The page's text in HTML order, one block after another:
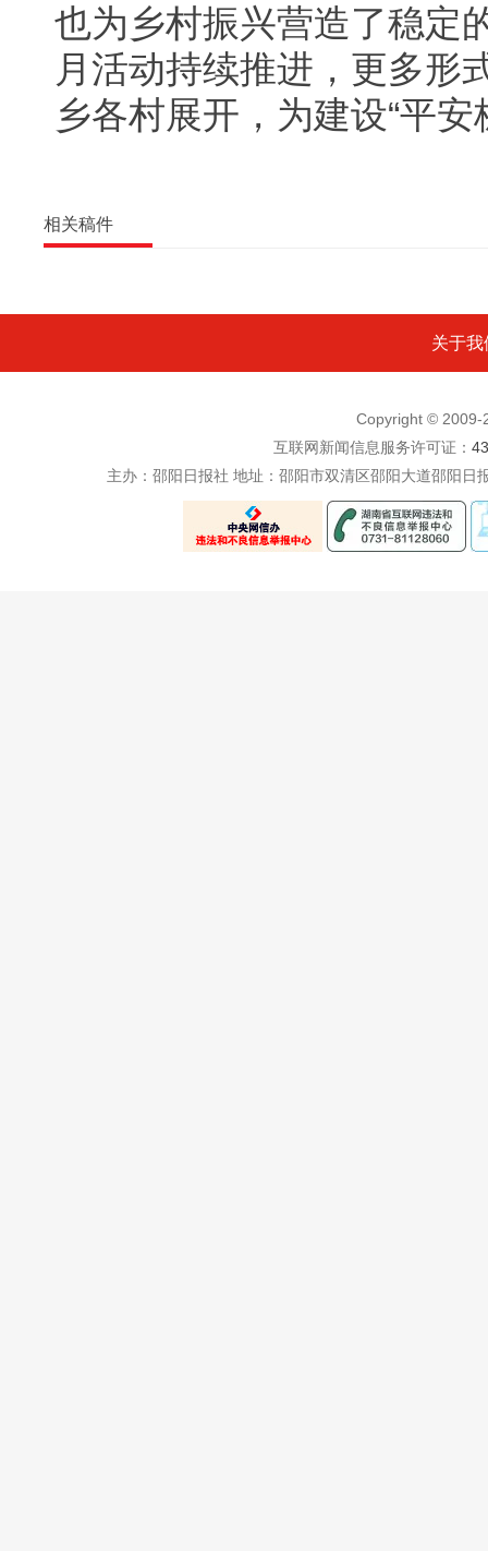
也为乡村振兴营造了稳定
月活动持续推进，更多形
乡各村展开，为建设“平
相关稿件
关于我
Copyright © 2009-
互联网新闻信息服务许可证：
主办：邵阳日报社 地址：邵阳市双清区邵阳大道邵阳